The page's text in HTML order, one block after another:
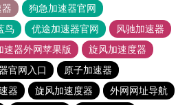
狗急加速器官网
鸟 优途加速器官网
风驰加速器
速器外网苹果版
旋风加速度器
官网入口
原子加速器
器 旋风加速度器
外网网址导航